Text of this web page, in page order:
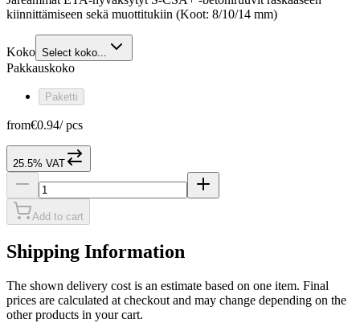
kiinnittämiseen sekä muottitukiin (Koot: 8/10/14 mm)
Koko Select koko...
Pakkauskoko
Paketti
from€0.94/ pcs
25.5% VAT
Add to cart
Shipping Information
The shown delivery cost is an estimate based on one item. Final
prices are calculated at checkout and may change depending on the
other products in your cart.